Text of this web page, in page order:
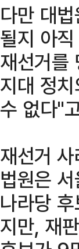
다만 대
될지 아
재선거를
지대 정
수 없다"
재선거
법원은
나라당
지만, 재